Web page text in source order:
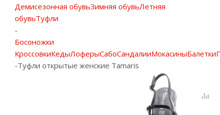
Демисезонная обувьЗимняя обувьЛетняя
обувьТуфли
-
Босоножки
КроссовкиКедыЛоферыСабоСандалииМокасиныБалетки
-Туфли открытые женские Tamaris